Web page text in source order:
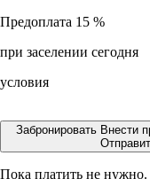
Предоплата 15 %
при заселении сегодня
условия
Забронировать Внести
Пока платить не